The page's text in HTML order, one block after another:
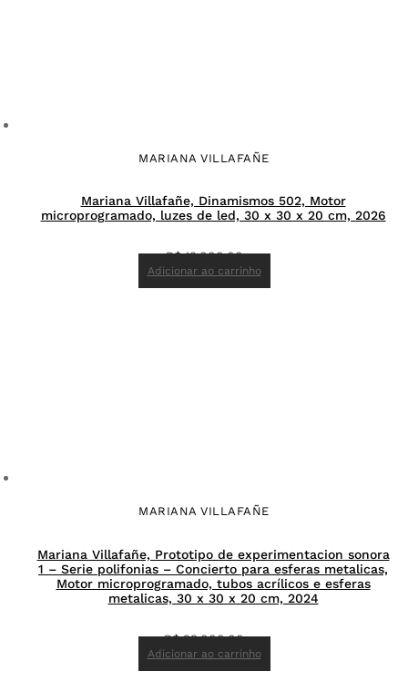
MARIANA VILLAFAÑE
Mariana Villafañe, Dinamismos 502, Motor
microprogramado, luzes de led, 30 x 30 x 20 cm, 2026
R$19.000,00
Adicionar ao carrinho
MARIANA VILLAFAÑE
Mariana Villafañe, Prototipo de experimentacion sonora
1 – Serie polifonias – Concierto para esferas metalicas,
Motor microprogramado, tubos acrílicos e esferas
metalicas, 30 x 30 x 20 cm, 2024
R$23.000,00
Adicionar ao carrinho